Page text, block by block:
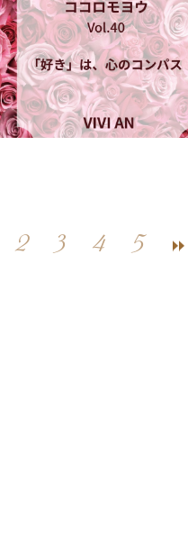
2 3 4 5